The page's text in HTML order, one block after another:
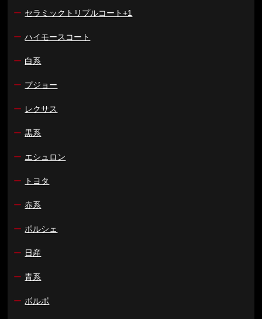
ー セラミックトリプルコート+1
ー ハイモースコート
ー 白系
ー プジョー
ー レクサス
ー 黒系
ー エシュロン
ー トヨタ
ー 赤系
ー ポルシェ
ー 日産
ー 青系
ー ボルボ